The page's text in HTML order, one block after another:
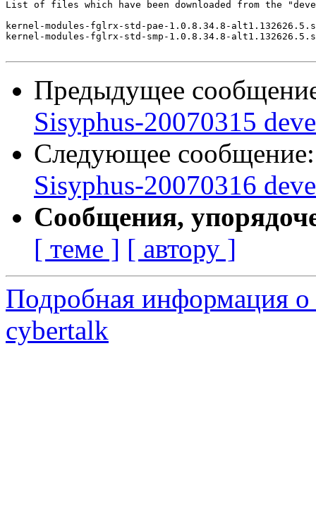
List of files which have been downloaded from the
kernel-modules-fglrx-std-pae-1.0.8.34.8-
kernel-modules-fglrx-std-smp-1.0.8.34.8-
Предыдущее
Sisyphus-20070315
Следующее
Sisyphus-20070316
Сообщения,
[ теме ] [ автору ]
Подробная информация о
cybertalk